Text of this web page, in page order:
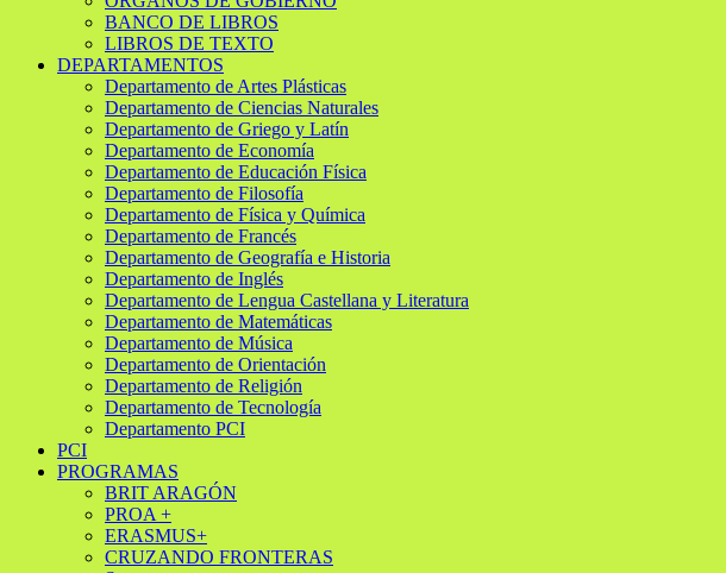
BANCO DE LIBROS
LIBROS DE TEXTO
DEPARTAMENTOS
Departamento de Artes Plásticas
Departamento de Ciencias Naturales
Departamento de Griego y Latín
Departamento de Economía
Departamento de Educación Física
Departamento de Filosofía
Departamento de Física y Química
Departamento de Francés
Departamento de Geografía e Historia
Departamento de Inglés
Departamento de Lengua Castellana y Literatura
Departamento de Matemáticas
Departamento de Música
Departamento de Orientación
Departamento de Religión
Departamento de Tecnología
Departamento PCI
PCI
PROGRAMAS
BRIT ARAGÓN
PROA +
ERASMUS+
CRUZANDO FRONTERAS